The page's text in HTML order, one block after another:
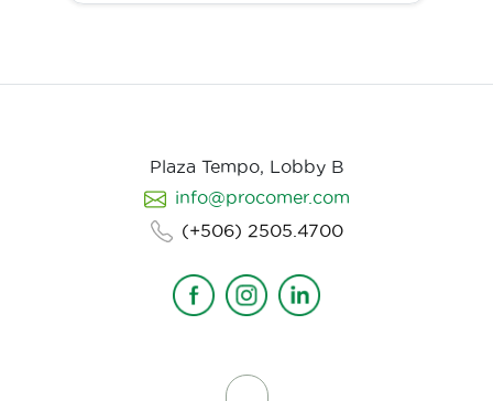
Plaza Tempo, Lobby B
info@procomer.com
(+506) 2505.4700